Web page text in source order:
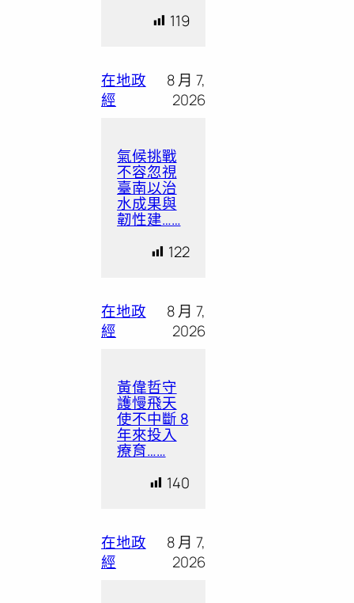
119
在地政
經
8 月 7,
2026
氣候挑戰
不容忽視
臺南以治
水成果與
韌性建……
122
在地政
經
8 月 7,
2026
黃偉哲守
護慢飛天
使不中斷 8
年來投入
療育……
140
在地政
經
8 月 7,
2026